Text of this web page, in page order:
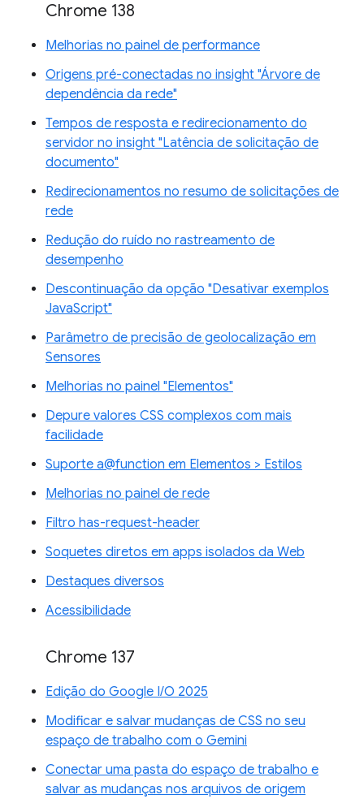
Chrome 138
Melhorias no painel de performance
Origens pré-conectadas no insight "Árvore de
dependência da rede"
Tempos de resposta e redirecionamento do
servidor no insight "Latência de solicitação de
documento"
Redirecionamentos no resumo de solicitações de
rede
Redução do ruído no rastreamento de
desempenho
Descontinuação da opção "Desativar exemplos
JavaScript"
Parâmetro de precisão de geolocalização em
Sensores
Melhorias no painel "Elementos"
Depure valores CSS complexos com mais
facilidade
Suporte a@function em Elementos > Estilos
Melhorias no painel de rede
Filtro has-request-header
Soquetes diretos em apps isolados da Web
Destaques diversos
Acessibilidade
Chrome 137
Edição do Google I/O 2025
Modificar e salvar mudanças de CSS no seu
espaço de trabalho com o Gemini
Conectar uma pasta do espaço de trabalho e
salvar as mudanças nos arquivos de origem